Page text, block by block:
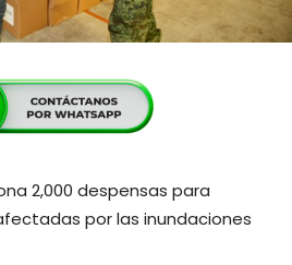
2,000 despensas para
por las inundaciones